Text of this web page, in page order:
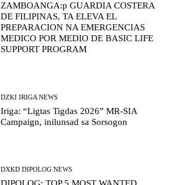
ZAMBOANGA:p GUARDIA COSTERA
DE FILIPINAS, TA ELEVA EL
PREPARACION NA EMERGENCIAS
MEDICO POR MEDIO DE BASIC LIFE
SUPPORT PROGRAM
DZKI IRIGA NEWS
Iriga: “Ligtas Tigdas 2026” MR-SIA
Campaign, inilunsad sa Sorsogon
DXKD DIPOLOG NEWS